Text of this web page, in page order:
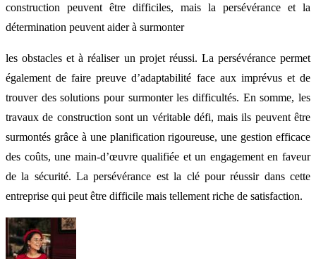
construction peuvent être difficiles, mais la persévérance et la
détermination peuvent aider à surmonter
les obstacles et à réaliser un projet réussi. La persévérance permet
également de faire preuve d’adaptabilité face aux imprévus et de
trouver des solutions pour surmonter les difficultés. En somme, les
travaux de construction sont un véritable défi, mais ils peuvent être
surmontés grâce à une planification rigoureuse, une gestion efficace
des coûts, une main-d’œuvre qualifiée et un engagement en faveur
de la sécurité. La persévérance est la clé pour réussir dans cette
entreprise qui peut être difficile mais tellement riche de satisfaction.